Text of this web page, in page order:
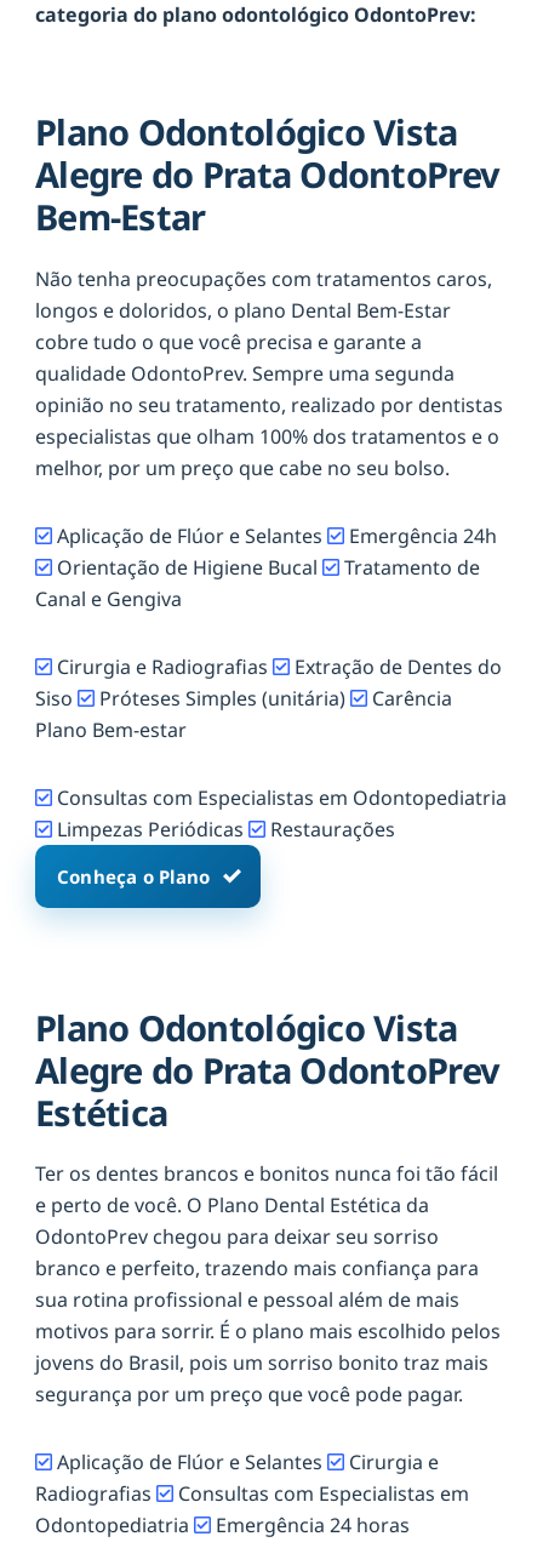
categoria do plano odontológico OdontoPrev:
Plano Odontológico Vista
Alegre do Prata OdontoPrev
Bem-Estar
Não tenha preocupações com tratamentos caros,
longos e doloridos, o plano Dental Bem-Estar
cobre tudo o que você precisa e garante a
qualidade OdontoPrev. Sempre uma segunda
opinião no seu tratamento, realizado por dentistas
especialistas que olham 100% dos tratamentos e o
melhor, por um preço que cabe no seu bolso.
Aplicação de Flúor e Selantes
Emergência 24h
Orientação de Higiene Bucal
Tratamento de
Canal e Gengiva
Cirurgia e Radiografias
Extração de Dentes do
Siso
Próteses Simples (unitária)
Carência
Plano Bem-estar
Consultas com Especialistas em Odontopediatria
Limpezas Periódicas
Restaurações
Conheça o Plano
Plano Odontológico Vista
Alegre do Prata OdontoPrev
Estética
Ter os dentes brancos e bonitos nunca foi tão fácil
e perto de você. O Plano Dental Estética da
OdontoPrev chegou para deixar seu sorriso
branco e perfeito, trazendo mais confiança para
sua rotina profissional e pessoal além de mais
motivos para sorrir. É o plano mais escolhido pelos
jovens do Brasil, pois um sorriso bonito traz mais
segurança por um preço que você pode pagar.
Aplicação de Flúor e Selantes
Cirurgia e
Radiografias
Consultas com Especialistas em
Odontopediatria
Emergência 24 horas